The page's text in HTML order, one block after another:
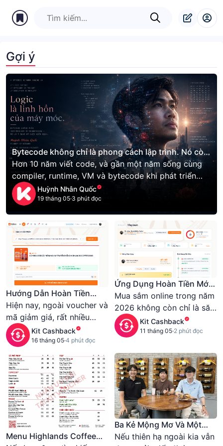
Gợi ý
Bytecode không chỉ là phong cách lập trình. Nó còn
là phong cách sống.
Hơn 10 năm viết code, và gần một năm sống cùng
compiler, runtime, VM và bytecode khi phát triển
KITWORK, tôi dần nhận ra rằng: có những thứ không
thể giải thích bằng ngôn ngữ thông thường.
Bytecode của tôi là một trong số đó.
Huỳnh Nhân Quốc
19 tháng 05·3 phút đọc
Hướng Dẫn Hoàn Tiền
Shopee Qua Caffiliate
Hiện nay, ngoài voucher và
mã giảm giá, rất nhiều
người còn sử dụng
cashback để tiết kiệm
thêm khi mua sắm trên
Shopee. Chỉ cần thêm một
vài thao tác đơn giản, bạn
có thể nhận lại một phần
tiền sau mỗi đơn hàng
thành công.
Kit Cashback
16 tháng 05·4 phút đọc
Ứng Dụng Hoàn Tiền Mới
Nhất 2026
Mua sắm online trong năm
2026 không còn chỉ là săn
sale hay áp mã giảm giá.
Xu hướng mới đang được
tâm chính là hoàn tiền
Shopee (cashback) — nơi
bạn có thể nhận lại một
phần tiền sau khi mua
hàng thành công.
Kit Cashback
11 tháng 05·2 phút đọc
Menu Highlands Coffee
Ba Kẻ Mộng Mơ Và Một
Giấc Mơ Chung
Nếu thiên hạ ngoài kia vẫn